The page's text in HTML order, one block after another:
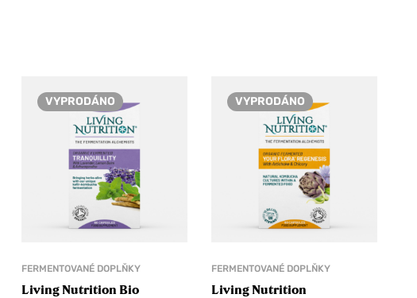
VYPRODÁNO
FERMENTOVANÉ DOPLŇKY
Living Nutrition Bio
VYPRODÁNO
FERMENTOVANÉ DOPLŇKY
Living Nutrition